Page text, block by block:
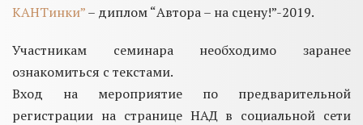
КАНТинки”– диплом “Автора – на сцену!”-2019.
Участникам семинара необходимо заранее
ознакомиться с текстами.
Вход на мероприятие по предварительной
регистрации на странице НАД в социальной сети